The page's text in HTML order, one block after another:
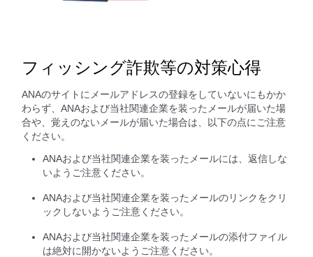
フィッシング詐欺等の対策心得
ANAのサイトにメールアドレスの登録をしていないにもかか
わらず、ANAおよび当社関連企業を装ったメールが届いた場
合や、覚えのないメールが届いた場合は、以下の点にご注意
ください。
ANAおよび当社関連企業を装ったメールには、返信しな
いようご注意ください。
ANAおよび当社関連企業を装ったメールのリンクをクリ
ックしないようご注意ください。
ANAおよび当社関連企業を装ったメールの添付ファイル
は絶対に開かないようご注意ください。